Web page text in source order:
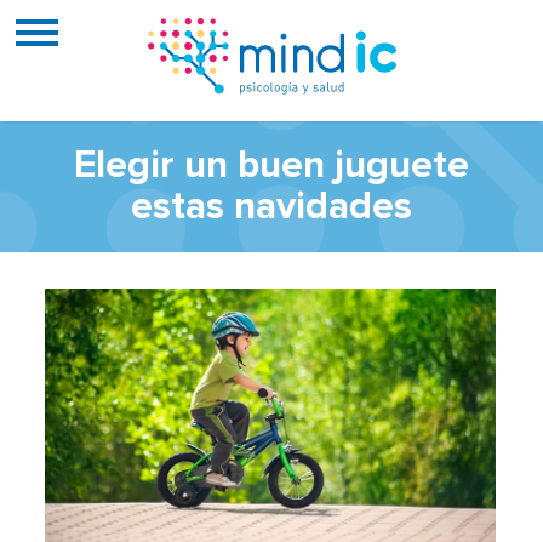
Elegir un buen juguete
estas navidades